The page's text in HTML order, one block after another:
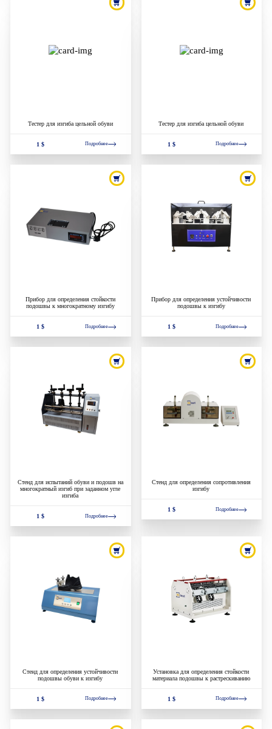
Тестер для изгиба цельной обуви
1 $ Подробнее
Тестер для изгиба цельной обуви
1 $ Подробнее
Прибор для определения стойкости
подошвы к многократному изгибу
1 $ Подробнее
Прибор для определения устойчивости
подошвы к изгибу
1 $ Подробнее
Стенд для испытаний обуви и подошв на
многократный изгиб при заданном угле
изгиба
1 $ Подробнее
Стенд для определения сопротивления
изгибу
1 $ Подробнее
Стенд для определения устойчивости
подошвы обуви к изгибу
1 $ Подробнее
Установка для определения стойкости
материала подошвы к растрескиванию
1 $ Подробнее